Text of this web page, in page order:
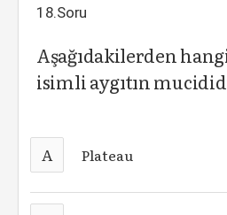
18.Soru
Aşağıdakilerden
isimli aygıtın
A Plateau